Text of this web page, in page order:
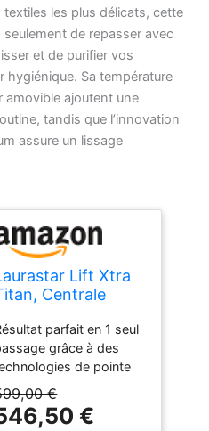
les plus délicats, cette
de repasser avec
et de purifier vos
hygiénique. Sa température
amovible ajoutent une
tandis que l’innovation
assure un lissage
Lift Xtra
Centrale
parfait en 1 seul
grâce à des
de pointe
Polyvalent :
repasser sur une
ou défroisser
€
€